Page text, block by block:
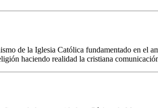
de la Iglesia Católica fundamentado en el
haciendo realidad la cristiana